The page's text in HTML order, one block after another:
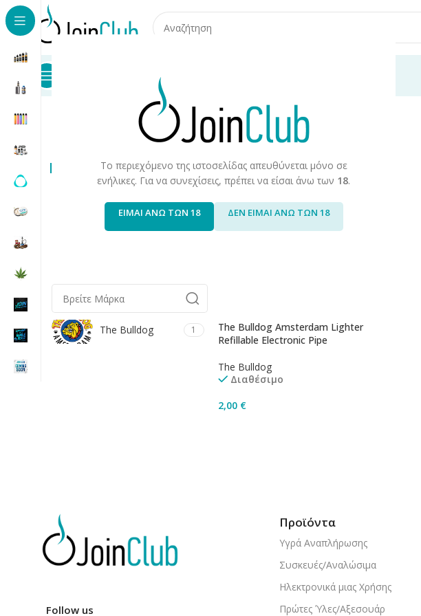
Το περιεχόμενο της ιστοσελίδας απευθύνεται μόνο σε
ενήλικες. Για να συνεχίσεις, πρέπει να είσαι άνω των 18.
ΕΙΜΑΙ ΑΝΩ ΤΩΝ 18 ΔΕΝ ΕΙΜΑΙ ΑΝΩ ΤΩΝ 18
Καταστήματα
Αρχική σελίδα Προϊόντα Καπνού
Φιλτράρισμα
—10 €
The Bulldog 1
The Bulldog
The Bulldog Amsterdam Lighter
Refillable Electronic Pipe
The Bulldog
Διαθέσιμο
2,00 €
Follow us
Προϊόντα
Υγρά Αναπλήρωσης
Συσκευές/Αναλώσιμα
Ηλεκτρονικά μιας Χρήσης
Πρώτες Ύλες/Αξεσουάρ